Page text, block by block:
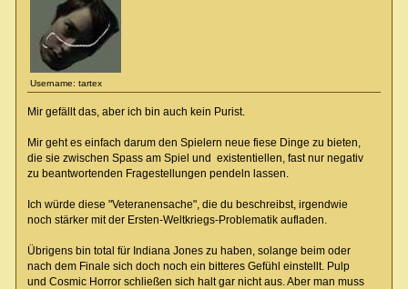
Username: tartex
Mir gefällt das, aber ich bin auch kein Purist.
Mir geht es einfach darum den Spielern neue fiese Dinge zu bieten,
die sie zwischen Spass am Spiel und existentiellen, fast nur negativ
zu beantwortenden Fragestellungen pendeln lassen.
Ich würde diese "Veteranensache", die du beschreibst, irgendwie
noch stärker mit der Ersten-Weltkriegs-Problematik aufladen.
Übrigens bin total für Indiana Jones zu haben, solange beim oder
nach dem Finale sich doch noch ein bitteres Gefühl einstellt. Pulp
und Cosmic Horror schließen sich halt gar nicht aus. Aber man muss